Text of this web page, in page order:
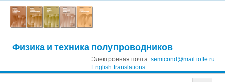
Физика и техника полупроводников
Электронная почта: semicond@mail.ioffe.ru
English translations